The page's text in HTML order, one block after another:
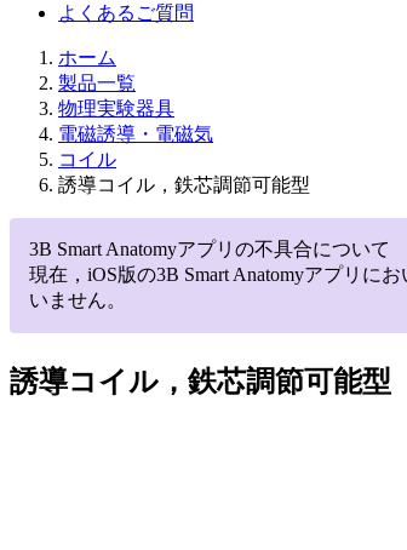
よくあるご質問
ホーム
製品一覧
物理実験器具
電磁誘導・電磁気
コイル
誘導コイル，鉄芯調節可能型
3B Smart Anatomyアプリの不具合について
現在，iOS版の3B Smart Anatomyアプリに
いません。
誘導コイル，鉄芯調節可能型